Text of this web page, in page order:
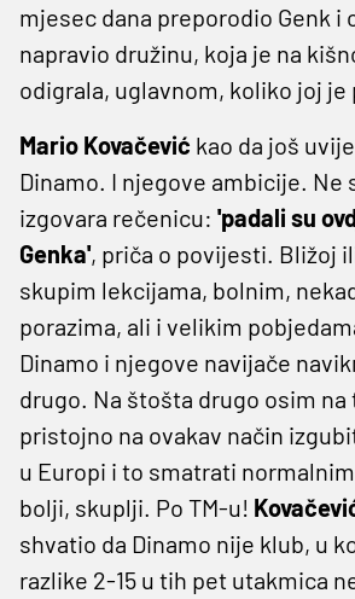
mjesec dana preporodio Genk i
napravio družinu, koja je na
odigrala, uglavnom, koliko joj je
Mario Kovačević kao da još
Dinamo. I njegove ambicije. Ne
izgovara rečenicu: 'padali su
Genka', priča o povijesti. Bližoj
skupim lekcijama, bolnim,
porazima, ali i velikim
Dinamo i njegove navijače
drugo. Na štošta drugo osim na
pristojno na ovakav način
u Europi i to smatrati
bolji, skuplji. Po TM-u!
shvatio da Dinamo nije klub, u
razlike 2-15 u tih pet utakmica